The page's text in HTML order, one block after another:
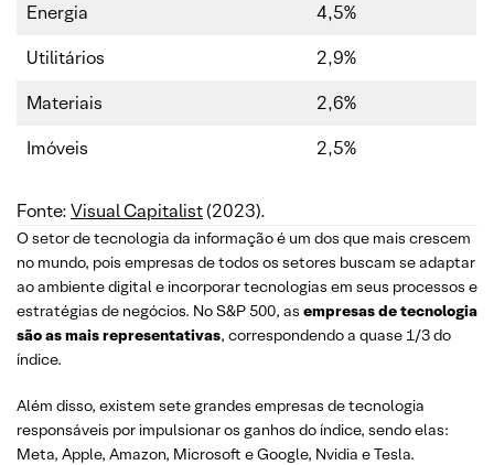
Energia
4,5%
Utilitários
2,9%
Materiais
2,6%
Imóveis
2,5%
Fonte:Visual Capitalist(2023).
O setor de tecnologia da informação é um dos que mais crescem
no mundo, pois empresas de todos os setores buscam se adaptar
ao ambiente digital e incorporar tecnologias em seus processos e
estratégias de negócios. No S&P 500, as empresas de tecnologia
são as mais representativas, correspondendo a quase 1/3 do
índice.
Além disso, existem sete grandes empresas de tecnologia
responsáveis por impulsionar os ganhos do índice, sendo elas:
Meta, Apple, Amazon, Microsoft e Google, Nvidia e Tesla.